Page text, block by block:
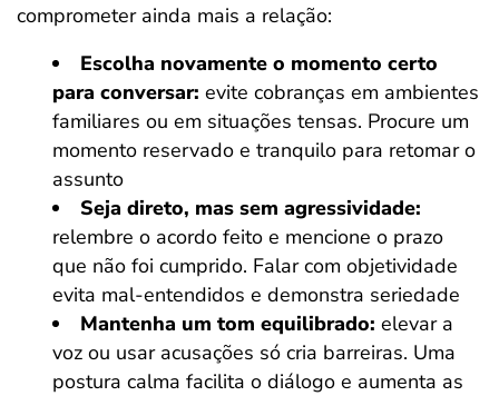
comprometer ainda mais a relação:
Escolha novamente o momento certo
para conversar: evite cobranças em ambientes
familiares ou em situações tensas. Procure um
momento reservado e tranquilo para retomar o
assunto
Seja direto, mas sem agressividade:
relembre o acordo feito e mencione o prazo
que não foi cumprido. Falar com objetividade
evita mal-entendidos e demonstra seriedade
Mantenha um tom equilibrado: elevar a
voz ou usar acusações só cria barreiras. Uma
postura calma facilita o diálogo e aumenta as